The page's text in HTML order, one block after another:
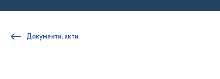
Документи, акти